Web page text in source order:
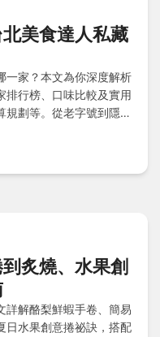
美食達人私藏
一家？本文為你深度解析
排行榜、口味比較及實用
規劃等。從老字號到隱藏
炙燒、水果創
詳解酪梨鮮蝦手卷、簡易
日水果創意捲祕訣，搭配